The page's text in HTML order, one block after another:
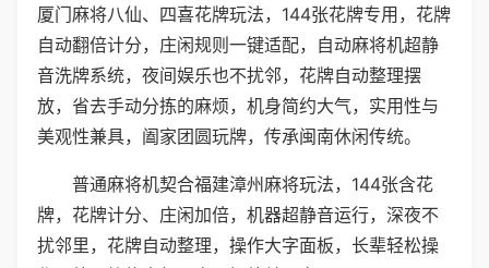
厦门麻将八仙、四喜花牌玩法，144张花牌专用，花牌
自动翻倍计分，庄闲规则一键适配，自动麻将机超静
音洗牌系统，夜间娱乐也不扰邻，花牌自动整理摆
放，省去手动分拣的麻烦，机身简约大气，实用性与
美观性兼具，阖家团圆玩牌，传承闽南休闲传统。
普通麻将机契合福建漳州麻将玩法，144张含花
牌，花牌计分、庄闲加倍，机器超静音运行，深夜不
扰邻里，花牌自动整理，操作大字面板，长辈轻松操